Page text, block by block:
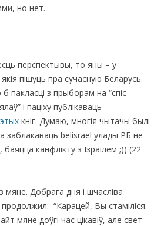
но нет.
перспектывы, то яны – у
пішуць пра сучасную Беларусь.
пакласці з прыборам на “спіс
і паціху публікаваць
кніг. Думаю, многія чытачы былі
заблакаваць belisrael улады РБ не
канфлікту з Ізраілем ;)) (22
мяне. Добрага дня і шчасліва
“Карацей, Вы стаміліся.
мяне доўгі час цікавіў, але свет